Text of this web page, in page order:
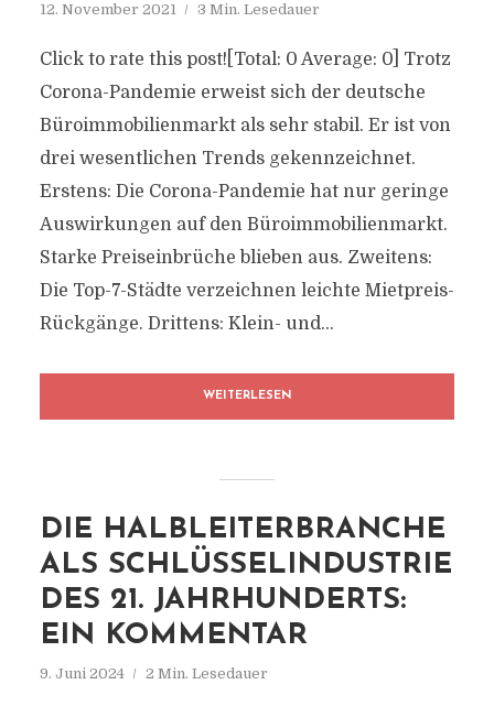
12. November 2021 3 Min. Lesedauer
Click to rate this post![Total: 0 Average: 0] Trotz
Corona-Pandemie erweist sich der deutsche
Büroimmobilienmarkt als sehr stabil. Er ist von
drei wesentlichen Trends gekennzeichnet.
Erstens: Die Corona-Pandemie hat nur geringe
Auswirkungen auf den Büroimmobilienmarkt.
Starke Preiseinbrüche blieben aus. Zweitens:
Die Top-7-Städte verzeichnen leichte Mietpreis-
Rückgänge. Drittens: Klein- und...
WEITERLESEN
DIE HALBLEITERBRANCHE
ALS SCHLÜSSELINDUSTRIE
DES 21. JAHRHUNDERTS:
EIN KOMMENTAR
9. Juni 2024 2 Min. Lesedauer